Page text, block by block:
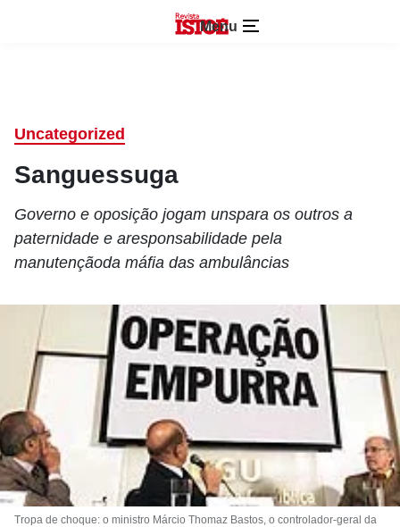
Menu
Uncategorized
Sanguessuga
Governo e oposição jogam unspara os outros a
paternidade e aresponsabilidade pela
manutençãoda máfia das ambulâncias
Tropa de choque: o ministro Márcio Thomaz Bastos, o controlador-geral da